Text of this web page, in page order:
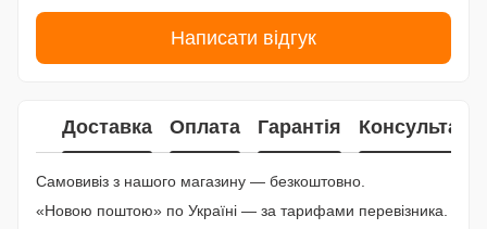
Написати відгук
Доставка Оплата Гарантія Консультація
Самовивіз з нашого магазину — безкоштовно.
«Новою поштою» по Україні — за тарифами перевізника.